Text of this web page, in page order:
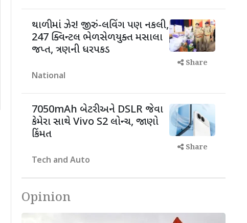
થાળીમાં ઝેર! જીરું-લવિંગ પણ નકલી,
247 ક્વિન્ટલ ભેળસેળયુક્ત મસાલા
જપ્ત, ત્રણની ધરપકડ
National
Share
7050mAh બેટરી અને DSLR જેવા
કેમેરા સાથે Vivo S2 લોન્ચ, જાણો
કિંમત
Tech and Auto
Share
Opinion